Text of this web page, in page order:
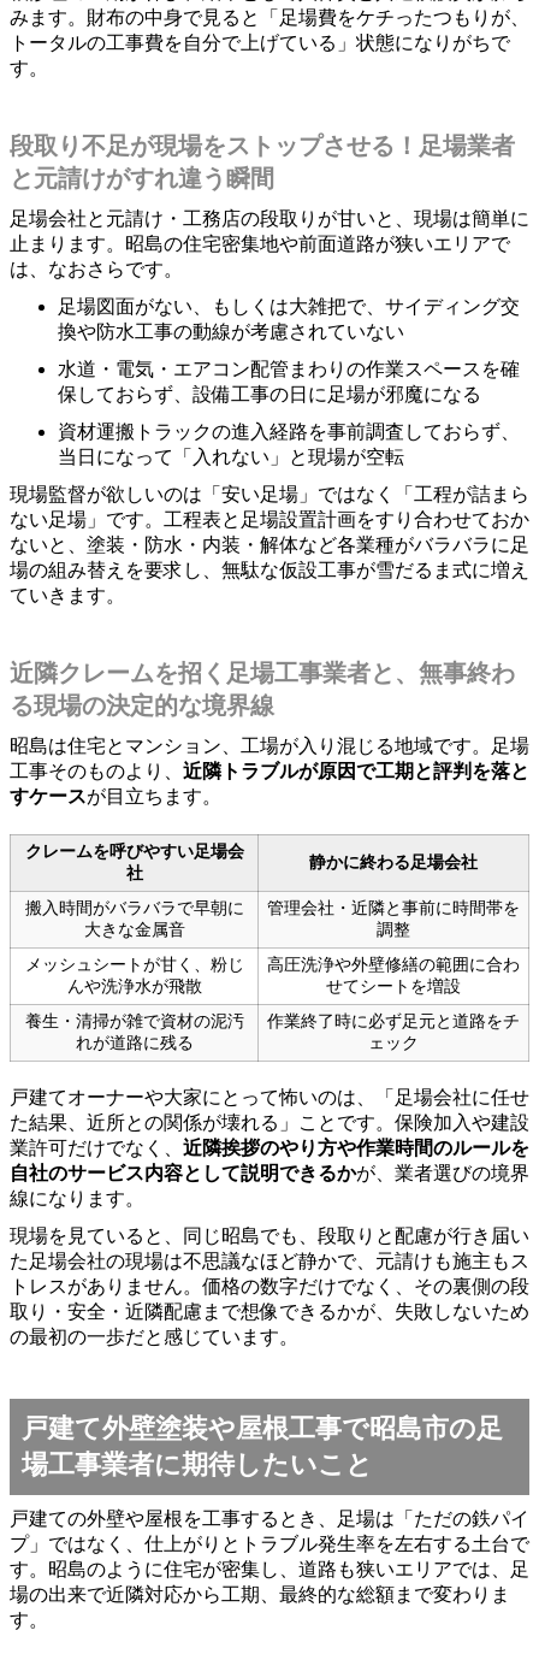
みます。財布の中身で見ると「足場費をケチったつもりが、
トータルの工事費を自分で上げている」状態になりがちで
す。
段取り不足が現場をストップさせる！足場業者
と元請けがすれ違う瞬間
足場会社と元請け・工務店の段取りが甘いと、現場は簡単に
止まります。昭島の住宅密集地や前面道路が狭いエリアで
は、なおさらです。
足場図面がない、もしくは大雑把で、サイディング交
換や防水工事の動線が考慮されていない
水道・電気・エアコン配管まわりの作業スペースを確
保しておらず、設備工事の日に足場が邪魔になる
資材運搬トラックの進入経路を事前調査しておらず、
当日になって「入れない」と現場が空転
現場監督が欲しいのは「安い足場」ではなく「工程が詰まら
ない足場」です。工程表と足場設置計画をすり合わせておか
ないと、塗装・防水・内装・解体など各業種がバラバラに足
場の組み替えを要求し、無駄な仮設工事が雪だるま式に増え
ていきます。
近隣クレームを招く足場工事業者と、無事終わ
る現場の決定的な境界線
昭島は住宅とマンション、工場が入り混じる地域です。足場
工事そのものより、 近隣トラブルが原因で工期と評判を落と
すケースが目立ちます。
クレームを呼びやすい足場会
社
静かに終わる足場会社
搬入時間がバラバラで早朝に
大きな金属音
管理会社・近隣と事前に時間帯を
調整
メッシュシートが甘く、粉じ
んや洗浄水が飛散
高圧洗浄や外壁修繕の範囲に合わ
せてシートを増設
養生・清掃が雑で資材の泥汚
れが道路に残る
作業終了時に必ず足元と道路をチ
ェック
戸建てオーナーや大家にとって怖いのは、「足場会社に任せ
た結果、近所との関係が壊れる」ことです。保険加入や建設
業許可だけでなく、 近隣挨拶のやり方や作業時間のルールを
自社のサービス内容として説明できるかが、業者選びの境界
線になります。
現場を見ていると、同じ昭島でも、段取りと配慮が行き届い
た足場会社の現場は不思議なほど静かで、元請けも施主もス
トレスがありません。価格の数字だけでなく、その裏側の段
取り・安全・近隣配慮まで想像できるかが、失敗しないため
の最初の一歩だと感じています。
戸建て外壁塗装や屋根工事で昭島市の足
場工事業者に期待したいこと
戸建ての外壁や屋根を工事するとき、足場は「ただの鉄パイ
プ」ではなく、仕上がりとトラブル発生率を左右する土台で
す。昭島のように住宅が密集し、道路も狭いエリアでは、足
場の出来で近隣対応から工期、最終的な総額まで変わりま
す。